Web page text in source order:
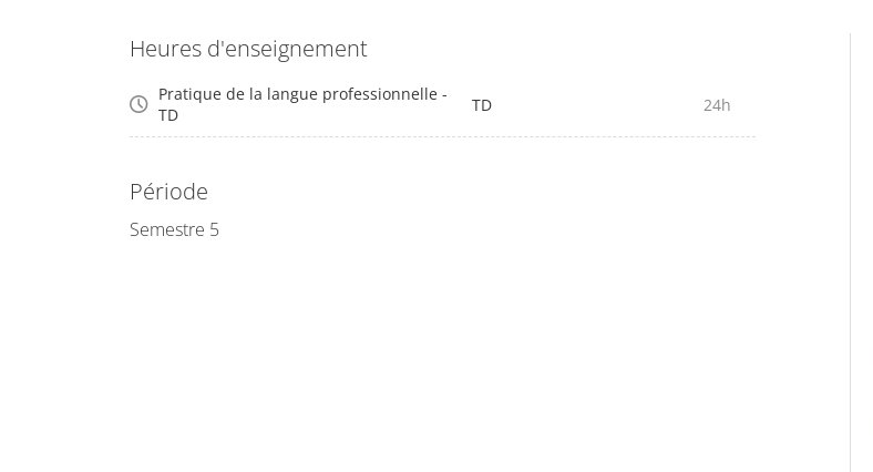
Heures d'enseignement
Pratique de la langue professionnelle -
TD
TD 24h
Période
Semestre 5